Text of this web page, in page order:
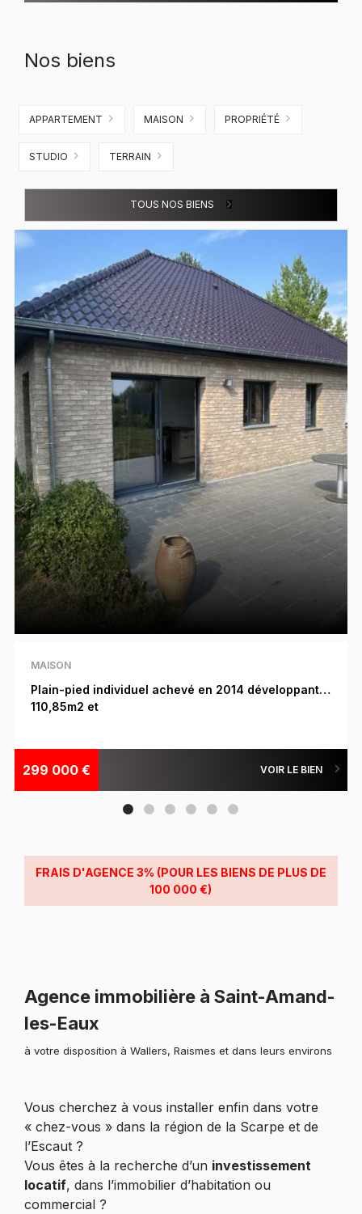
Nos biens
APPARTEMENT MAISON PROPRIÉTÉ
STUDIO TERRAIN
TOUS NOS BIENS
MAISON
Plain-pied individuel achevé en 2014 développant
110,85m2 et
299 000 € VOIR LE BIEN
FRAIS D'AGENCE 3% (POUR LES BIENS DE PLUS DE
100 000 €)
Agence immobilière à Saint-Amand-
les-Eaux
à votre disposition à Wallers, Raismes et dans leurs environs
Vous cherchez à vous installer enfin dans votre
« chez-vous » dans la région de la Scarpe et de
l’Escaut ?
Vous êtes à la recherche d’un investissement
locatif, dans l’immobilier d’habitation ou
commercial ?